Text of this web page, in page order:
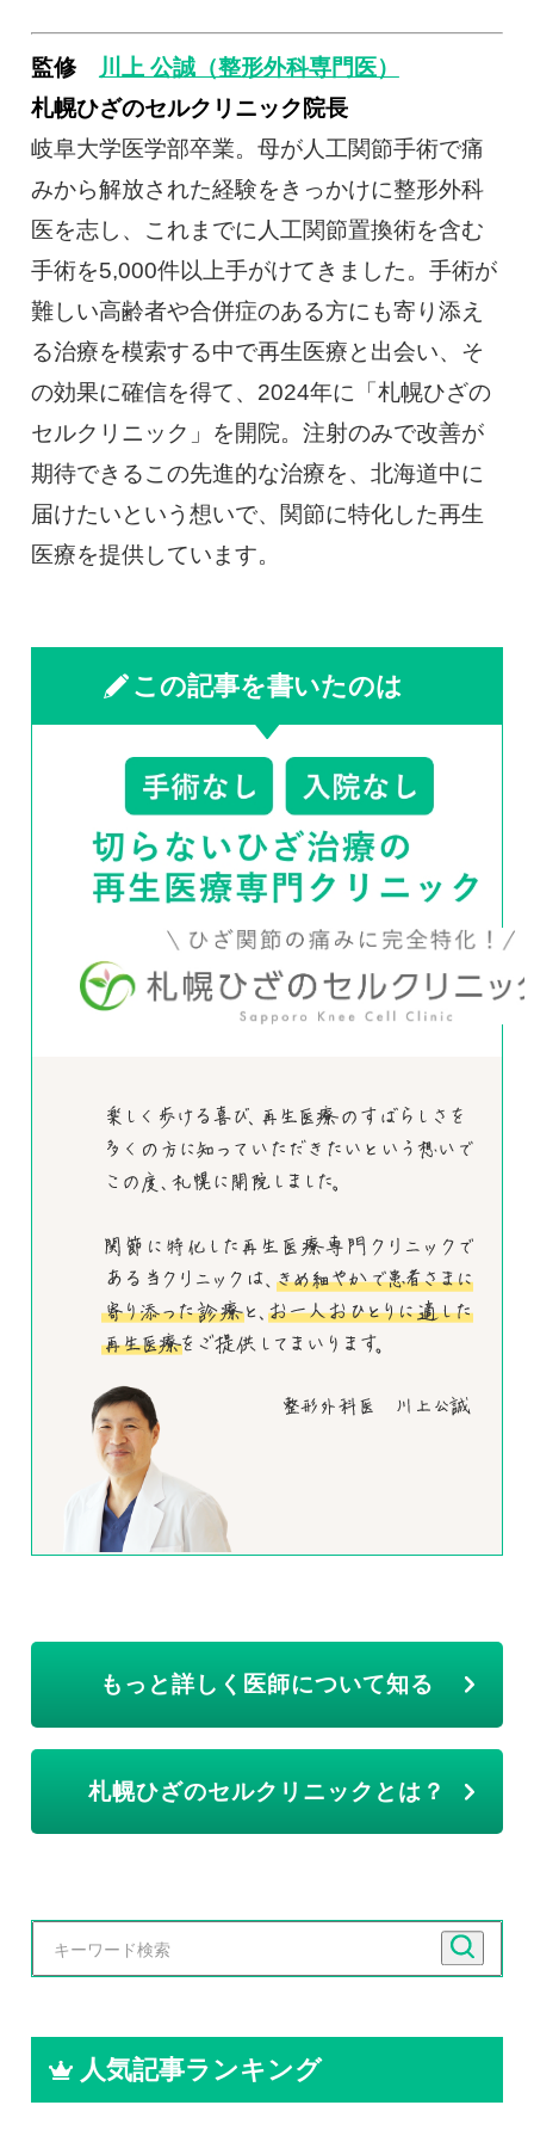
監修 川上 公誠（整形外科専門医）
札幌ひざのセルクリニック院長
岐阜大学医学部卒業。母が人工関節手術で痛
みから解放された経験をきっかけに整形外科
医を志し、これまでに人工関節置換術を含む
手術を5,000件以上手がけてきました。手術が
難しい高齢者や合併症のある方にも寄り添え
る治療を模索する中で再生医療と出会い、そ
の効果に確信を得て、2024年に「札幌ひざの
セルクリニック」を開院。注射のみで改善が
期待できるこの先進的な治療を、北海道中に
届けたいという想いで、関節に特化した再生
医療を提供しています。
この記事を書いたのは
もっと詳しく医師について知る
札幌ひざのセルクリニックとは？
人気記事ランキング